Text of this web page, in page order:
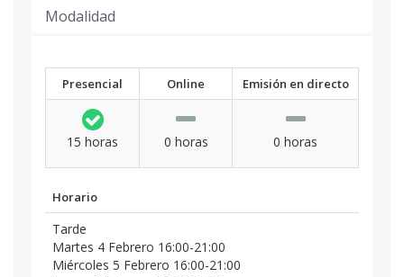
Modalidad
Presencial Online Emisión en directo
15 horas 0 horas 0 horas
Horario
Tarde
Martes 4 Febrero 16:00-21:00
Miércoles 5 Febrero 16:00-21:00